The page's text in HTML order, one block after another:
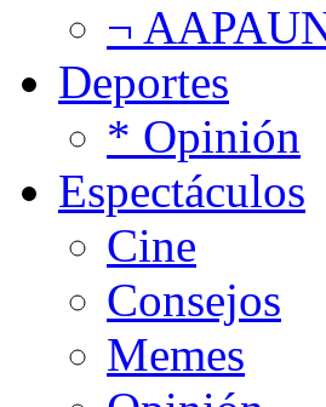
¬
Deportes
* Opinión
Espectáculos
Cine
Consejos
Memes